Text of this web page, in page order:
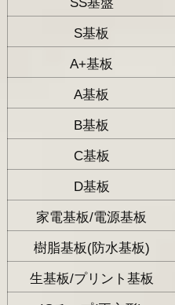
S基板
A+基板
A基板
B基板
C基板
D基板
家電基板/電源基板
樹脂基板(防水基板)
生基板/プリント基板